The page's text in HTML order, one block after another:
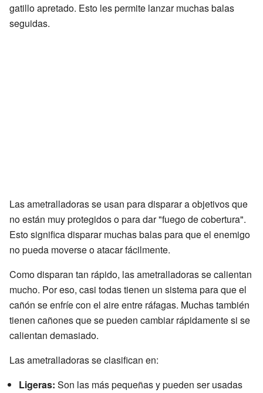
gatillo apretado. Esto les permite lanzar muchas balas
seguidas.
Las ametralladoras se usan para disparar a objetivos que
no están muy protegidos o para dar "fuego de cobertura".
Esto significa disparar muchas balas para que el enemigo
no pueda moverse o atacar fácilmente.
Como disparan tan rápido, las ametralladoras se calientan
mucho. Por eso, casi todas tienen un sistema para que el
cañón se enfríe con el aire entre ráfagas. Muchas también
tienen cañones que se pueden cambiar rápidamente si se
calientan demasiado.
Las ametralladoras se clasifican en:
Ligeras: Son las más pequeñas y pueden ser usadas